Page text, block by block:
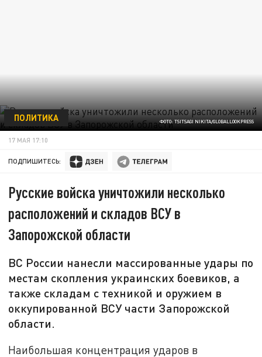
ФОТО: TSITSAGI NIKITA/GLOBALLOOKPRESS
ПОЛИТИКА
17 МАЯ 17:10
ПОДПИШИТЕСЬ:
Русские войска уничтожили несколько
расположений и складов ВСУ в
Запорожской области
ВС России нанесли массированные удары по
местам скопления украинских боевиков, а
также складам с техникой и оружием в
оккупированной ВСУ части Запорожской
области.
Наибольшая концентрация ударов в